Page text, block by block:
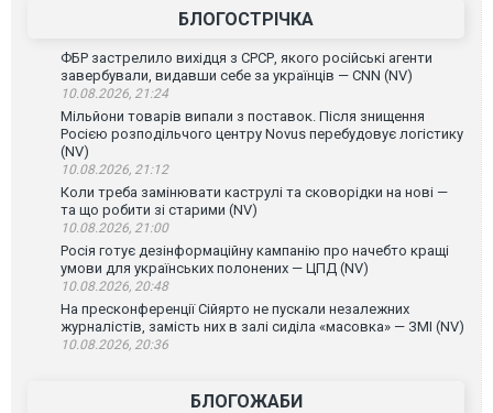
БЛОГОСТРІЧКА
ФБР застрелило вихідця з СРСР, якого російські агенти
завербували, видавши себе за українців — CNN (NV)
10.08.2026, 21:24
Мільйони товарів випали з поставок. Після знищення
Росією розподільчого центру Novus перебудовує логістику
(NV)
10.08.2026, 21:12
Коли треба замінювати каструлі та сковорідки на нові —
та що робити зі старими (NV)
10.08.2026, 21:00
Росія готує дезінформаційну кампанію про начебто кращі
умови для українських полонених — ЦПД (NV)
10.08.2026, 20:48
На пресконференції Сійярто не пускали незалежних
журналістів, замість них в залі сиділа «масовка» — ЗМІ (NV)
10.08.2026, 20:36
БЛОГОЖАБИ